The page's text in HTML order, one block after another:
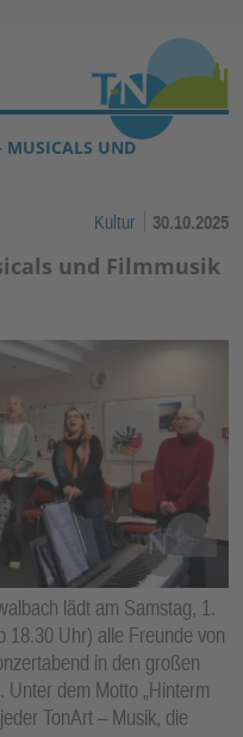
↓
MUSICALS UND
Kultur 30.10.2025
und Filmmusik
lädt am Samstag, 1.
18.30 Uhr) alle Freunde von
in den großen
dem Motto „Hinterm
TonArt – Musik, die